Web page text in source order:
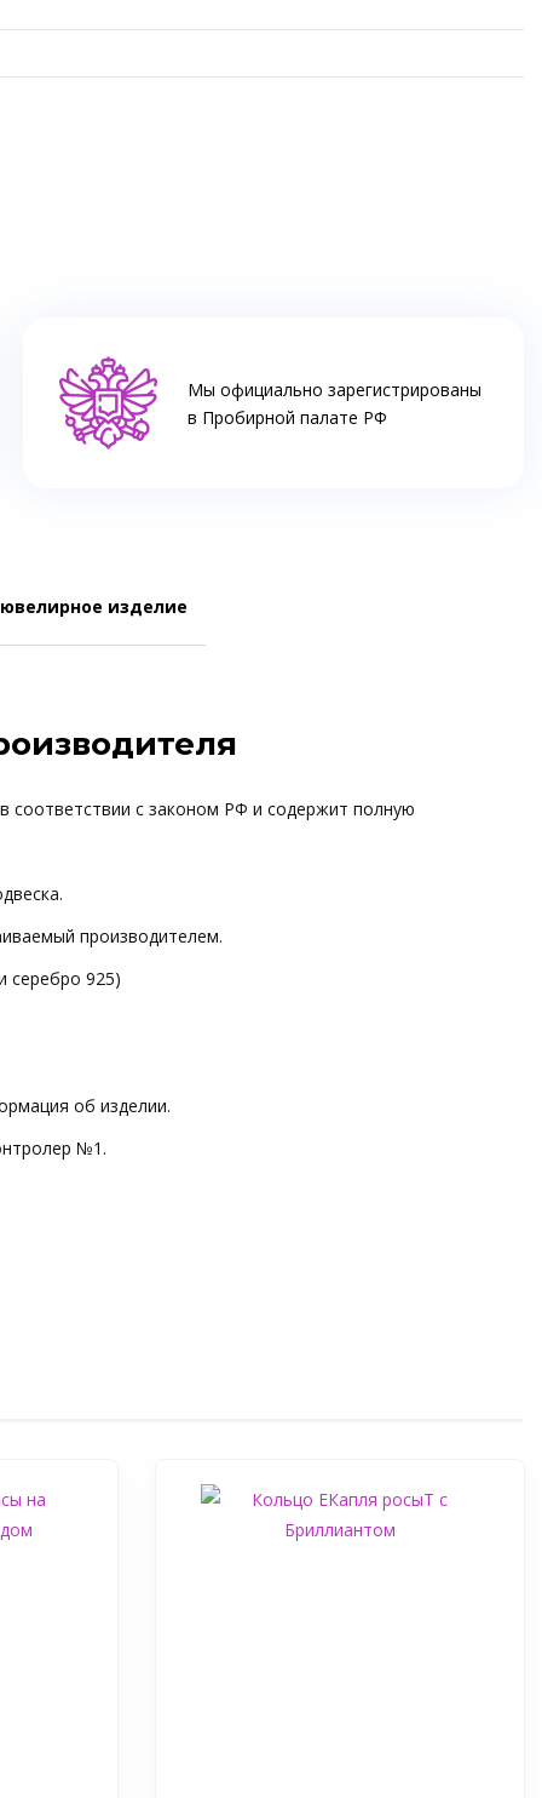
Мы официально зарегистрированы
в Пробирной палате РФ
изделие
соответствии с законом РФ и содержит полную
производителем.
серебро 925)
об изделии.
№1.